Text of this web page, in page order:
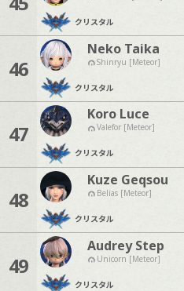
クリスタル
46
Neko Taika
Shinryu [Meteor]
クリスタル
47
Koro Luce
Valefor [Meteor]
クリスタル
48
Kuze Geqsou
Belias [Meteor]
クリスタル
49
Audrey Step
Unicorn [Meteor]
クリスタル